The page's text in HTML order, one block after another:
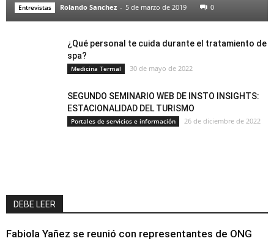
Entrevistas Rolando Sanchez - 5 de marzo de 2019 0
¿Qué personal te cuida durante el tratamiento de
spa?
Medicina Termal 30 de mayo de 2022
SEGUNDO SEMINARIO WEB DE INSTO INSIGHTS:
ESTACIONALIDAD DEL TURISMO
Portales de servicios e información 26 de diciembre de 2022
DEBE LEER
Fabiola Yañez se reunió con representantes de ONG